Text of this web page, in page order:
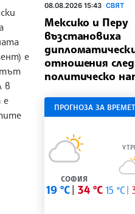
е
в
е
08.08.2026 15:43 СВЯТ
Мексико и Перу
възстановиха
отношения
политическо
ПРОГНОЗА ЗА
СОФИЯ
19 °C 34 °C 15 °C